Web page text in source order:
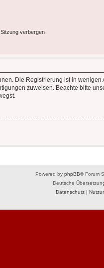
verbergen
Die Registrierung ist in
zuweisen. Beachte bitte
Powered by phpBB® Forum
Deutsche
Datenschutz|